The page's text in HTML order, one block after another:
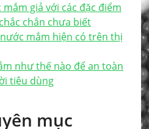
giả với các đặc điểm
chắn chưa biết
mắm hiện có trên thị
như thế nào để an toàn
tiêu dùng
mục